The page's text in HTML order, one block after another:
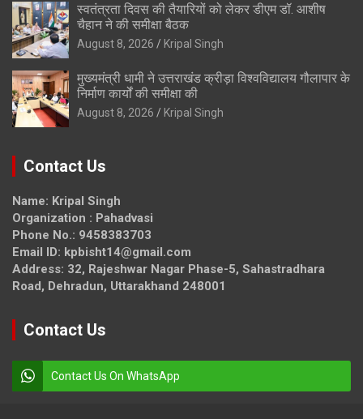
स्वतंत्रता दिवस की तैयारियों को लेकर डीएम डॉ. आशीष
चैहान ने की समीक्षा बैठक
August 8, 2026 Kripal Singh
मुख्यमंत्री धामी ने उत्तराखंड क्रीड़ा विश्वविद्यालय गौलापार के
निर्माण कार्यों की समीक्षा की
August 8, 2026 Kripal Singh
Contact Us
Name: Kripal Singh
Organization : Pahadvasi
Phone No.: 9458383703
Email ID: kpbisht14@gmail.com
Address: 32, Rajeshwar Nagar Phase-5, Sahastradhara
Road, Dehradun, Uttarakhand 248001
Contact Us
Contact Us On WhatsApp